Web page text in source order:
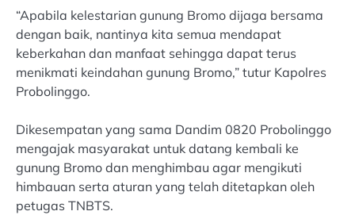
“Apabila kelestarian gunung Bromo dijaga bersama
dengan baik, nantinya kita semua mendapat
keberkahan dan manfaat sehingga dapat terus
menikmati keindahan gunung Bromo,” tutur Kapolres
Probolinggo.
Dikesempatan yang sama Dandim 0820 Probolinggo
mengajak masyarakat untuk datang kembali ke
gunung Bromo dan menghimbau agar mengikuti
himbauan serta aturan yang telah ditetapkan oleh
petugas TNBTS.